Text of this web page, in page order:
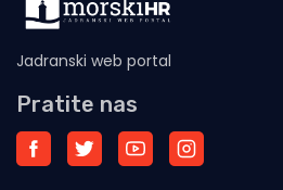
Jadranski web portal
Pratite nas